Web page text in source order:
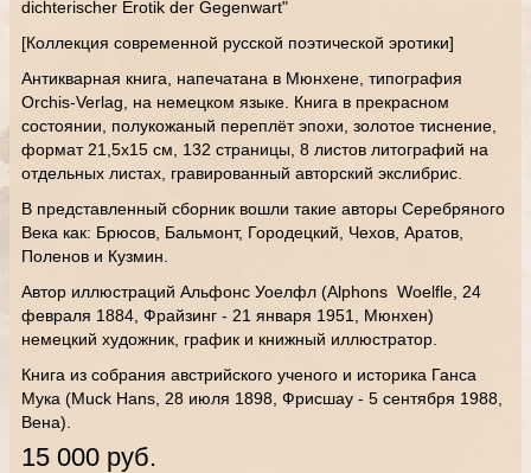
dichterischer Erotik der Gegenwart"
[Коллекция современной русской поэтической эротики]
Антикварная книга, напечатана в Мюнхене, типография
Orchis-Verlag, на немецком языке. Книга в прекрасном
состоянии, полукожаный переплёт эпохи, золотое тиснение,
формат 21,5х15 см, 132 страницы, 8 листов литографий на
отдельных листах, гравированный авторский экслибрис.
В представленный сборник вошли такие авторы Серебряного
Века как: Брюсов, Бальмонт, Городецкий, Чехов, Аратов,
Поленов и Кузмин.
Автор иллюстраций Альфонс Уоелфл (Alphons Woelfle, 24
февраля 1884, Фрайзинг - 21 января 1951, Мюнхен)
немецкий художник, график и книжный иллюстратор.
Книга из собрания австрийского ученого и историка Ганса
Мука (Muck Hans, 28 июля 1898, Фрисшау - 5 сентября 1988,
Вена).
15 000 руб.